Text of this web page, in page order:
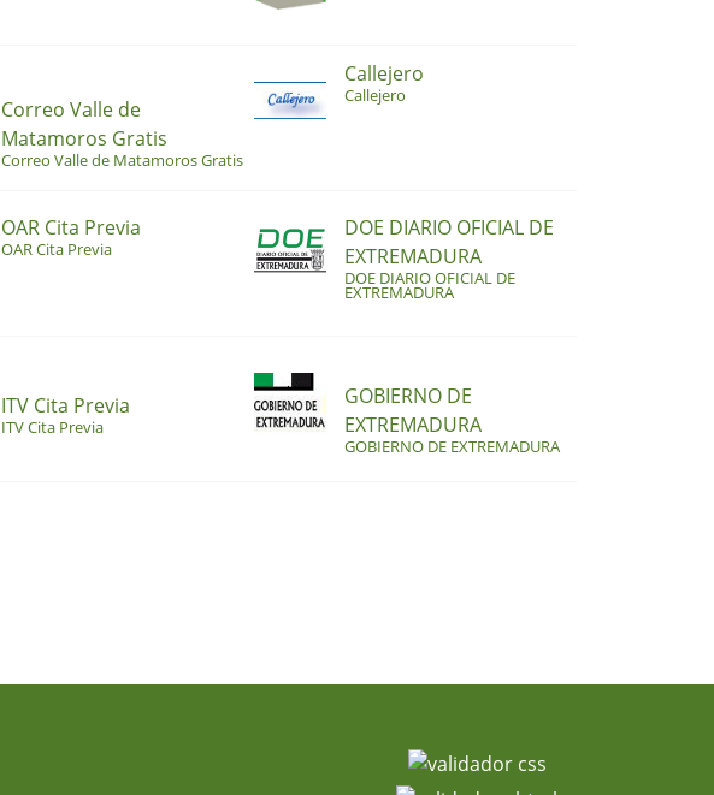
Correo Valle de
Matamoros Gratis
Correo Valle de Matamoros Gratis
Callejero
Callejero
OAR Cita Previa
OAR Cita Previa
DOE DIARIO OFICIAL DE
EXTREMADURA
DOE DIARIO OFICIAL DE
EXTREMADURA
ITV Cita Previa
ITV Cita Previa
GOBIERNO DE
EXTREMADURA
GOBIERNO DE EXTREMADURA